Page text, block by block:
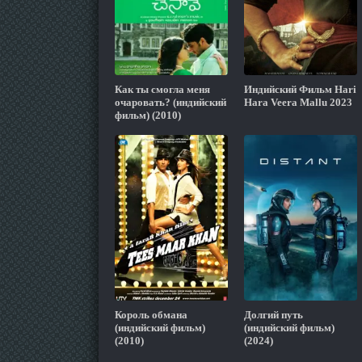
Как ты смогла меня
очаровать? (индийский
фильм) (2010)
Индийский Фильм Hari
Hara Veera Mallu 2023
Король обмана
(индийский фильм)
(2010)
Долгий путь
(индийский фильм)
(2024)